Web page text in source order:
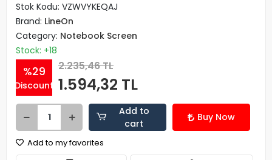
Stok Kodu: VZWVYKEQAJ
Brand: LineOn
Category: Notebook Screen
Stock: +18
%29
Discount
2.235,46 TL
1.594,32 TL
Add to
cart
Buy Now
Add to my favorites